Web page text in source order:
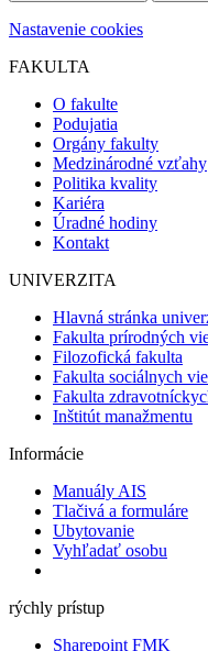
Nastavenie cookies
FAKULTA
O fakulte
Podujatia
Orgány fakulty
Medzinárodné vzťahy
Politika kvality
Kariéra
Úradné hodiny
Kontakt
UNIVERZITA
Hlavná stránka
Fakulta prírodných
Filozofická fakulta
Fakulta sociálnych
Fakulta
Inštitút manažmentu
Informácie
Manuály AIS
Tlačivá a formuláre
Ubytovanie
Vyhľadať osobu
rýchly prístup
Sharepoint FMK